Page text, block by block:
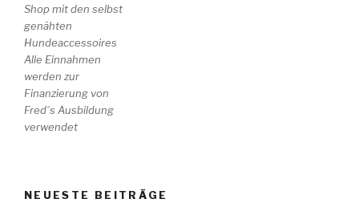
Shop mit den selbst
genähten
Hundeaccessoires
Alle Einnahmen
werden zur
Finanzierung von
Fred´s Ausbildung
verwendet
NEUESTE BEITRÄGE